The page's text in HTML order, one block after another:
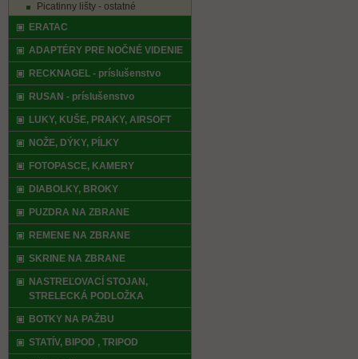
Picatinny lišty - ostatné
ERATAC
ADAPTÉRY PRE NOČNÉ VIDENIE
RECKNAGEL - príslušenstvo
RUSAN - príslušenstvo
LUKY, KUŠE, PRAKY, AIRSOFT
NOŽE, DÝKY, PÍLKY
FOTOPASCE, KAMERY
DIABOLKY, BROKY
PUZDRA NA ZBRANE
REMENE NA ZBRANE
SKRINE NA ZBRANE
NASTREĽOVACÍ STOJAN,
STRELECKÁ PODLOŽKA
BOTKY NA PAŽBU
STATÍV, BIPOD , TRIPOD